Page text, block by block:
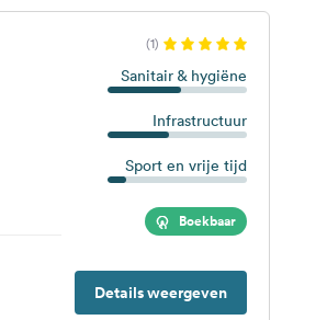
(1)
Sanitair & hygiëne
Infrastructuur
Sport en vrije tijd
Boekbaar
Details weergeven